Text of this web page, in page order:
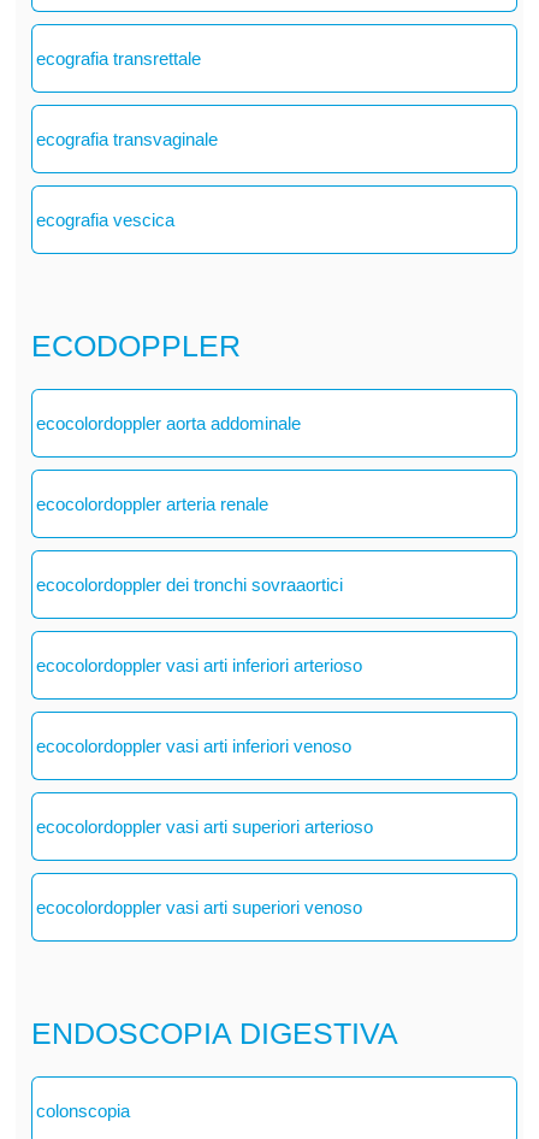
ecografia transrettale
ecografia transvaginale
ecografia vescica
ECODOPPLER
ecocolordoppler aorta addominale
ecocolordoppler arteria renale
ecocolordoppler dei tronchi sovraaortici
ecocolordoppler vasi arti inferiori arterioso
ecocolordoppler vasi arti inferiori venoso
ecocolordoppler vasi arti superiori arterioso
ecocolordoppler vasi arti superiori venoso
ENDOSCOPIA DIGESTIVA
colonscopia